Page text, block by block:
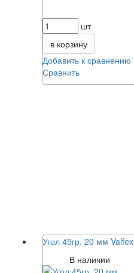
шт
в корзину
Добавить к сравнению
Сравнить
Угол 45гр. 20 мм Valfex
В наличии